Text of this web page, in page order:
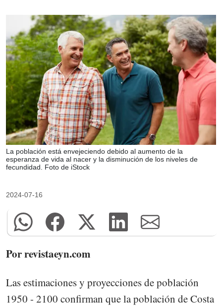
La población está envejeciendo debido al aumento de la
esperanza de vida al nacer y la disminución de los niveles de
fecundidad. Foto de iStock
2024-07-16
Por revistaeyn.com
Las estimaciones y proyecciones de población
1950 - 2100 confirman que la población de Costa